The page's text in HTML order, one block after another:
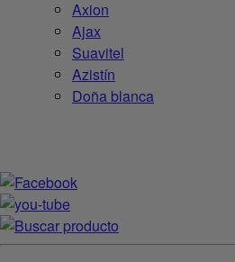
Axion
Ajax
Suavitel
Azistín
Doña blanca